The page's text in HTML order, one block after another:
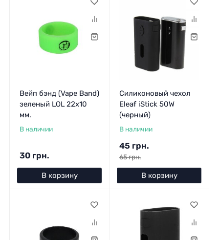
Вейп бэнд (Vape Band)
зеленый LOL 22x10
мм.
В наличии
30 грн.
В корзину
Силиконовый чехол
Eleaf iStick 50W
(черный)
В наличии
45 грн.
65 грн.
В корзину